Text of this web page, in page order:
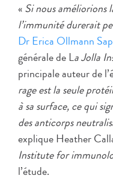
«Si nous améliorions
l’immunité durerait
Dr Erica Ollmann
générale de La Jolla
principale auteur de
rage est la seule
à sa surface, ce qui
des anticorps
explique Heather
Institute for
l’étude.